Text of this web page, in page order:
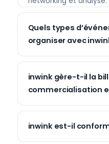
Quels types
organiser avec
inwink gère-t-il la
commercialisation
inwink est-il